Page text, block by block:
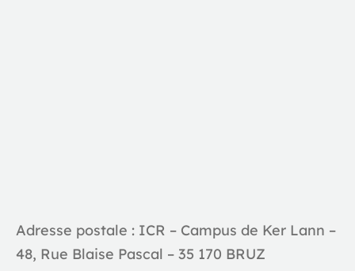
Adresse postale : ICR – Campus de Ker Lann –
48, Rue Blaise Pascal – 35 170 BRUZ